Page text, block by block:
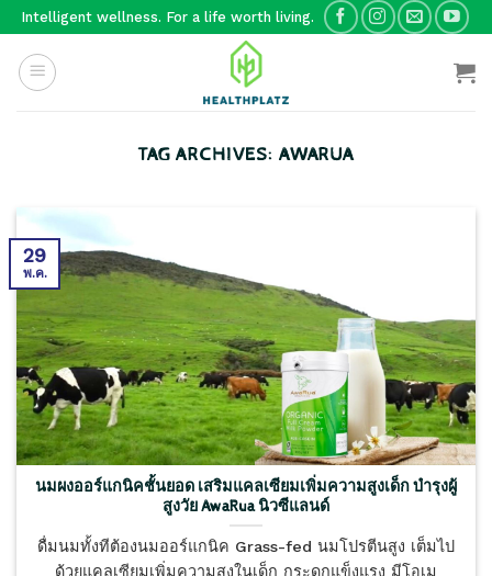
Skip
content
Intelligent wellness. For a life worth living.
TAG ARCHIVES: AWARUA
นมผงออร์แกนิคชั้นยอด เสริมแคลเซียมเพิ่มความสูงเด็ก บำรุงผู้
สูงวัย AwaRua นิวซีแลนด์
ดื่มนมทั้งทีต้องนมออร์แกนิค Grass-fed นมโปรตีนสูง เต็มไป
29
พ.ค.